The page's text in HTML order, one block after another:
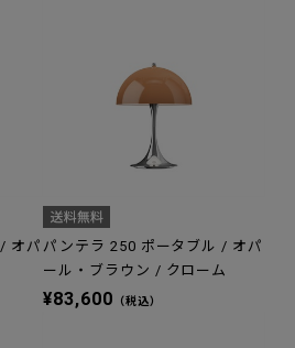
オパ パンテラ 250 ポータブル / オパ
ール・ブラウン / クローム
¥83,600 （税込）